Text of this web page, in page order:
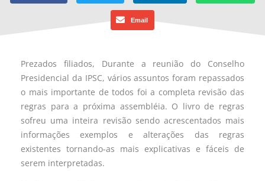
Email
Prezados filiados, Durante a reunião do Conselho
Presidencial da IPSC, vários assuntos foram repassados
o mais importante de todos foi a completa revisão das
regras para a próxima assembléia. O livro de regras
sofreu uma inteira revisão sendo acrescentados mais
informações exemplos e alterações das regras
existentes tornando-as mais explicativas e fáceis de
serem interpretadas.